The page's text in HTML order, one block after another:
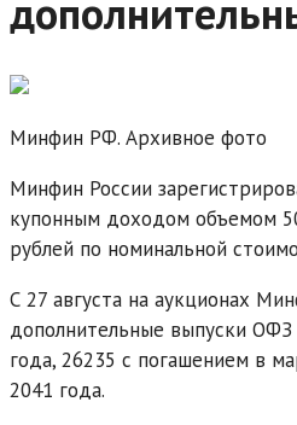
Минфин РФ. Архивное фото
Минфин России
купонным доходом объемом
рублей по номинальной
С 27 августа на аукционах
дополнительные выпуски
года, 26235 с погашением в
2041 года.